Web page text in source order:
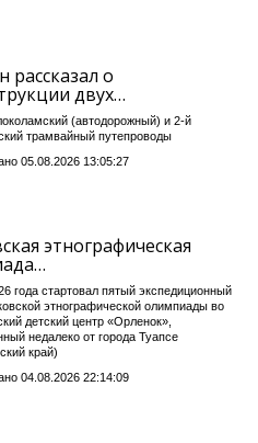
рассказал о
двух…
(автодорожный) и 2-й
трамвайный путепроводы
05.08.2026 13:05:27
этнографическая
года стартовал пятый экспедиционный
этнографической олимпиады во
детский центр «Орленок»,
недалеко от города Туапсе
край)
04.08.2026 22:14:09